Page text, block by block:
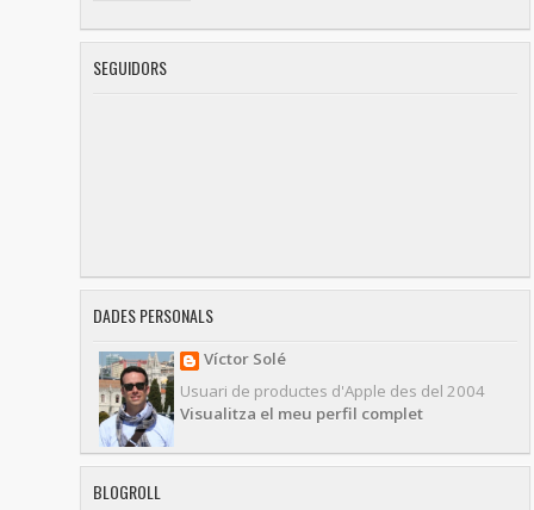
SEGUIDORS
DADES PERSONALS
Víctor Solé
Usuari de productes d'Apple des del 2004
Visualitza el meu perfil complet
BLOGROLL